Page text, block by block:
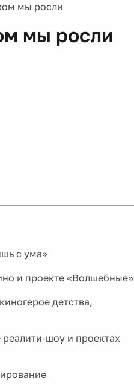
мы росли
мы росли
с ума»
и проекте «Волшебные»
детства,
шоу и проектах